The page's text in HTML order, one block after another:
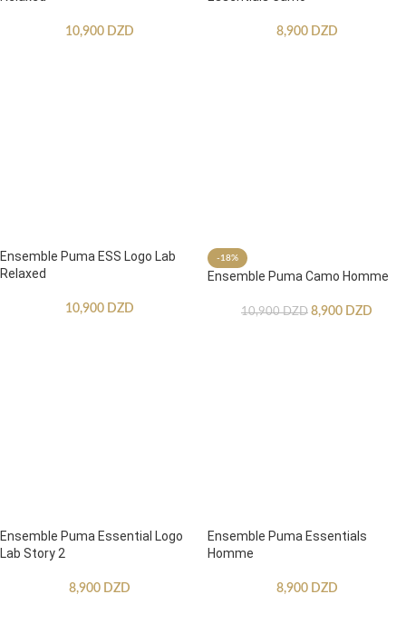
10,900 DZD 8,900 DZD
Ensemble Puma ESS Logo Lab
Relaxed
10,900 DZD
-18%
Ensemble Puma Camo Homme
10,900DZD 8,900 DZD
Ensemble Puma Essential Logo
Lab Story 2
8,900 DZD
Ensemble Puma Essentials
Homme
8,900 DZD